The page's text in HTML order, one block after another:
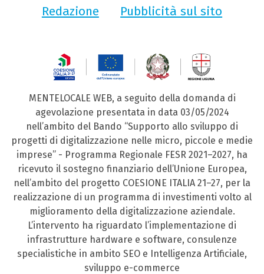
Redazione
Pubblicità sul sito
MENTELOCALE WEB, a seguito della domanda di
agevolazione presentata in data 03/05/2024
nell’ambito del Bando “Supporto allo sviluppo di
progetti di digitalizzazione nelle micro, piccole e medie
imprese” - Programma Regionale FESR 2021–2027, ha
ricevuto il sostegno finanziario dell’Unione Europea,
nell’ambito del progetto COESIONE ITALIA 21–27, per la
realizzazione di un programma di investimenti volto al
miglioramento della digitalizzazione aziendale.
L’intervento ha riguardato l’implementazione di
infrastrutture hardware e software, consulenze
specialistiche in ambito SEO e Intelligenza Artificiale,
sviluppo e-commerce